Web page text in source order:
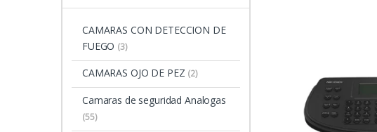
CAMARAS CON DETECCION DE
FUEGO (3)
CAMARAS OJO DE PEZ (2)
Camaras de seguridad Analogas
(55)